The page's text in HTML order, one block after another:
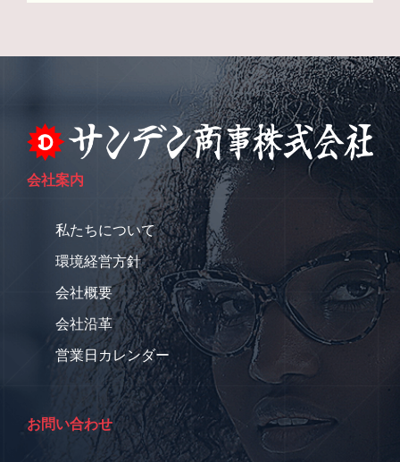
会社案内
私たちについて
環境経営方針
会社概要
会社沿革
営業日カレンダー
お問い合わせ